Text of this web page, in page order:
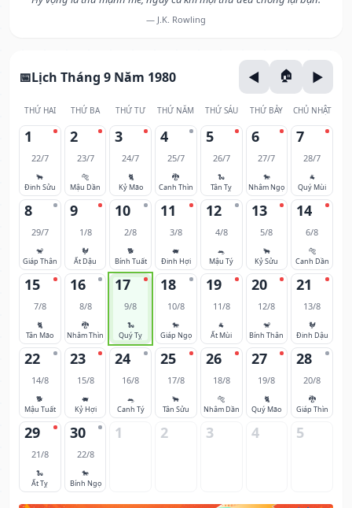
— J.K. Rowling
Lịch Tháng 9 Năm 1980
THỨ HAI THỨ BA THỨ TƯ THỨ NĂM THỨ SÁU THỨ BẢY CHỦ NHẬT
1
22/7
🐂
Đinh Sửu
2
23/7
🐅
Mậu Dần
3
24/7
🐈
Kỷ Mão
4
25/7
🐉
Canh Thìn
5
26/7
🐍
Tân Tỵ
6
27/7
🐎
Nhâm Ngọ
7
28/7
🐐
Quý Mùi
8
29/7
🐒
Giáp Thân
9
1/8
🐓
Ất Dậu
10
2/8
🐕
Bính Tuất
11
3/8
🐖
Đinh Hợi
12
4/8
🐀
Mậu Tý
13
5/8
🐂
Kỷ Sửu
14
6/8
🐅
Canh Dần
15
7/8
🐈
Tân Mão
16
8/8
🐉
Nhâm Thìn
17
9/8
🐍
Quý Tỵ
18
10/8
🐎
Giáp Ngọ
19
11/8
🐐
Ất Mùi
20
12/8
🐒
Bính Thân
21
13/8
🐓
Đinh Dậu
22
14/8
🐕
Mậu Tuất
23
15/8
🐖
Kỷ Hợi
24
16/8
🐀
Canh Tý
25
17/8
🐂
Tân Sửu
26
18/8
🐅
Nhâm Dần
27
19/8
🐈
Quý Mão
28
20/8
🐉
Giáp Thìn
29
21/8
🐍
Ất Tỵ
30
22/8
🐎
Bính Ngọ
1 2 3 4 5